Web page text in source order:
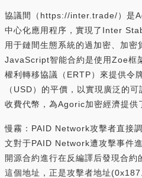
協議間（https://inter.trade/）是
中心化應用程序，實現了Inter
用于鏈間生態系統的過加密、加密
JavaScript智能合約是使用Zoe框
權利轉移協議（ERTP）來提供令
（USD）的平價，以實現廣泛的
收費代幣，為Agoric加密經濟提供
慢霧：PAID Network攻擊者直接
文對于PAID Network遭攻擊事件
開源合約進行在反編譯后發現合
這個地址，正是攻擊者地址